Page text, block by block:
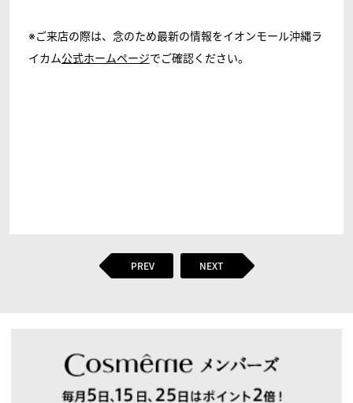
※ご来店の際は、念のため最新の情報をイオンモール沖縄ラ
イカム公式ホームページでご確認ください。
PREV NEXT